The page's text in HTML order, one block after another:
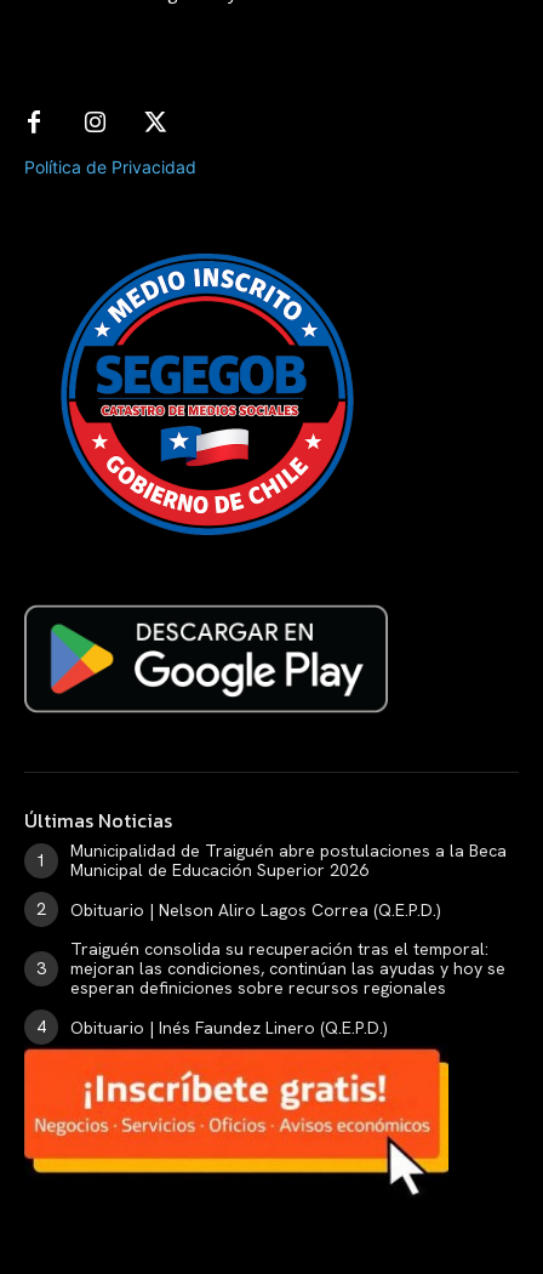
Política de Privacidad
Últimas Noticias
Municipalidad de Traiguén abre postulaciones a la Beca
Municipal de Educación Superior 2026
Obituario | Nelson Aliro Lagos Correa (Q.E.P.D.)
Traiguén consolida su recuperación tras el temporal:
mejoran las condiciones, continúan las ayudas y hoy se
esperan definiciones sobre recursos regionales
Obituario | Inés Faundez Linero (Q.E.P.D.)